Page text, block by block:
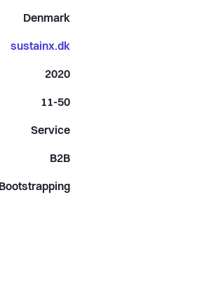
Denmark
sustainx.dk
2020
11-50
Service
B2B
Bootstrapping